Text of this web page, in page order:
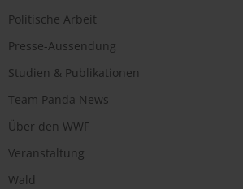
Politische Arbeit
Presse-Aussendung
Studien & Publikationen
Team Panda News
Über den WWF
Veranstaltung
Wald